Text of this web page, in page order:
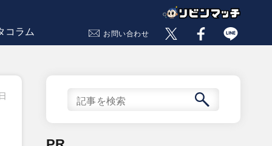
コラム お問い合わせ